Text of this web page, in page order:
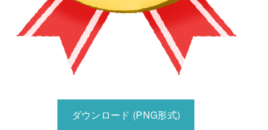
ダウンロード (PNG形式)